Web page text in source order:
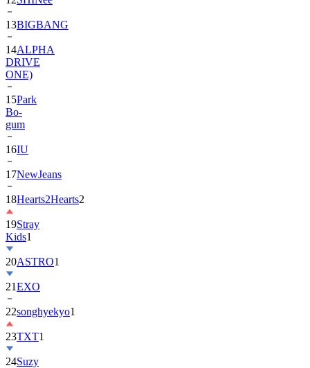
13BIGBANG
14ALPHA
DRIVE
ONE)
15Park
Bo-
gum
16IU
17NewJeans
18Hearts2Hearts2
19Stray
Kids1
20ASTRO1
21EXO
22songhyekyo1
23TXT1
24Suzy